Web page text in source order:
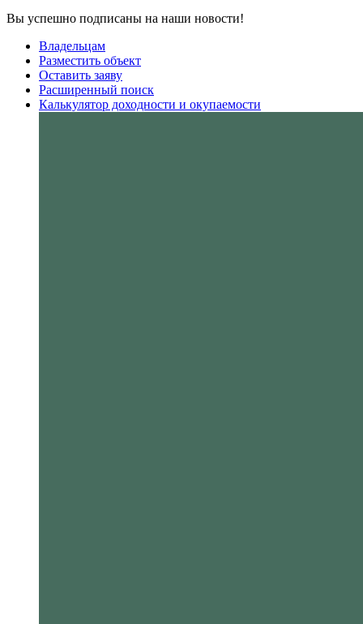
Вы успешно подписаны на наши новости!
Владельцам
Разместить объект
Оставить заяву
Расширенный поиск
Калькулятор доходности и окупаемости